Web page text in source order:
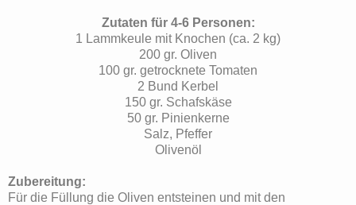
Zutaten für 4-6 Personen:
1 Lammkeule mit Knochen (ca. 2 kg)
200 gr. Oliven
100 gr. getrocknete Tomaten
2 Bund Kerbel
150 gr. Schafskäse
50 gr. Pinienkerne
Salz, Pfeffer
Olivenöl
Zubereitung:
Für die Füllung die Oliven entsteinen und mit den